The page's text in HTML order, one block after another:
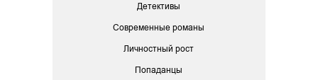
Детективы
Современные романы
Личностный рост
Попаданцы